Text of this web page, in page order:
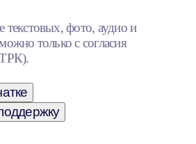
текстовых, фото, аудио и
только с согласия